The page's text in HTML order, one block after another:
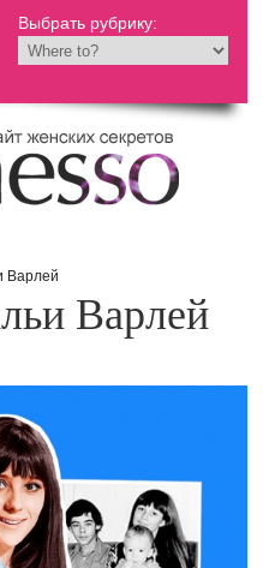
Выбрать рубрику:
Варлей
Варлей